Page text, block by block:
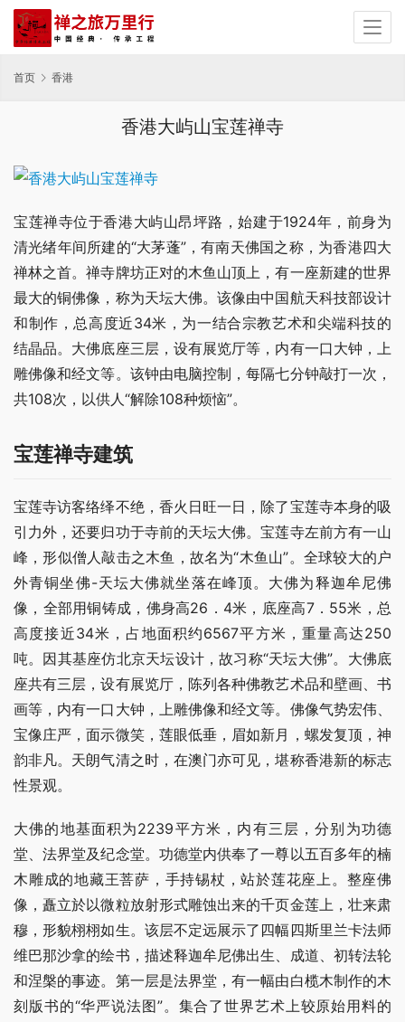
首页 香港
香港大屿山宝莲禅寺
宝莲禅寺位于香港大屿山昂坪路，始建于1924年，前身为
清光绪年间所建的“大茅蓬”，有南天佛国之称，为香港四大
禅林之首。禅寺牌坊正对的木鱼山顶上，有一座新建的世界
最大的铜佛像，称为天坛大佛。该像由中国航天科技部设计
和制作，总高度近34米，为一结合宗教艺术和尖端科技的
结晶品。大佛底座三层，设有展览厅等，内有一口大钟，上
雕佛像和经文等。该钟由电脑控制，每隔七分钟敲打一次，
共108次，以供人“解除108种烦恼”。
宝莲禅寺建筑
宝莲寺访客络绎不绝，香火日旺一日，除了宝莲寺本身的吸
引力外，还要归功于寺前的天坛大佛。宝莲寺左前方有一山
峰，形似僧人敲击之木鱼，故名为“木鱼山”。全球较大的户
外青铜坐佛-天坛大佛就坐落在峰顶。大佛为释迦牟尼佛
像，全部用铜铸成，佛身高26．4米，底座高7．55米，总
高度接近34米，占地面积约6567平方米，重量高达250
吨。因其基座仿北京天坛设计，故习称“天坛大佛”。大佛底
座共有三层，设有展览厅，陈列各种佛教艺术品和壁画、书
画等，内有一口大钟，上雕佛像和经文等。佛像气势宏伟、
宝像庄严，面示微笑，莲眼低垂，眉如新月，螺发复顶，神
韵非凡。天朗气清之时，在澳门亦可见，堪称香港新的标志
性景观。
大佛的地基面积为2239平方米，内有三层，分别为功德
堂、法界堂及纪念堂。功德堂内供奉了一尊以五百多年的楠
木雕成的地藏王菩萨，手持锡杖，站於莲花座上。整座佛
像，矗立於以微粒放射形式雕蚀出来的千页金莲上，壮来肃
穆，形貌栩栩如生。该层不定远展示了四幅四斯里兰卡法师
维巴那沙拿的绘书，描述释迦牟尼佛出生、成道、初转法轮
和涅槃的事迹。第一层是法界堂，有一幅由白榄木制作的木
刻版书的“华严说法图”。集合了世界艺术上较原始用料的